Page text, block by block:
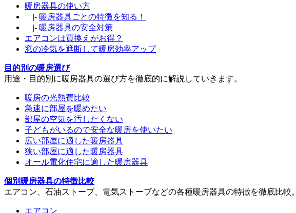
暖房器具の使い方
|- 暖房器具ごとの特徴を知る！
|- 暖房器具の安全対策
エアコンは買換えがお得？
窓の冷気を遮断して暖房効率アップ
目的別の暖房選び
用途・目的別に暖房器具の選び方を徹底的に解説していきます。
暖房の光熱費比較
急速に部屋を暖めたい
部屋の空気を汚したくない
子どもがいるので安全な暖房を使いたい
広い部屋に適した暖房器具
狭い部屋に適した暖房器具
オール電化住宅に適した暖房器具
個別暖房器具の特徴比較
エアコン、石油ストーブ、電気ストーブなどの各種暖房器具の特徴を徹底比較。
エアコン